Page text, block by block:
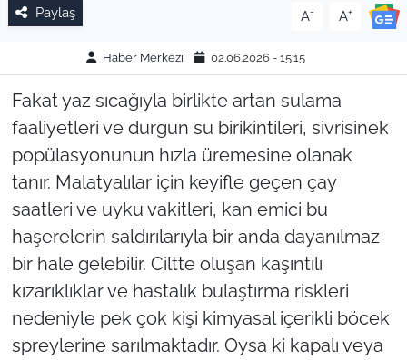
Paylaş A- A+
Haber Merkezi 02.06.2026 - 15:15
Fakat yaz sıcağıyla birlikte artan sulama
faaliyetleri ve durgun su birikintileri, sivrisinek
popülasyonunun hızla üremesine olanak
tanır. Malatyalılar için keyifle geçen çay
saatleri ve uyku vakitleri, kan emici bu
haşerelerin saldırılarıyla bir anda dayanılmaz
bir hale gelebilir. Ciltte oluşan kaşıntılı
kızarıklıklar ve hastalık bulaştırma riskleri
nedeniyle pek çok kişi kimyasal içerikli böcek
spreylerine sarılmaktadır. Oysa ki kapalı veya